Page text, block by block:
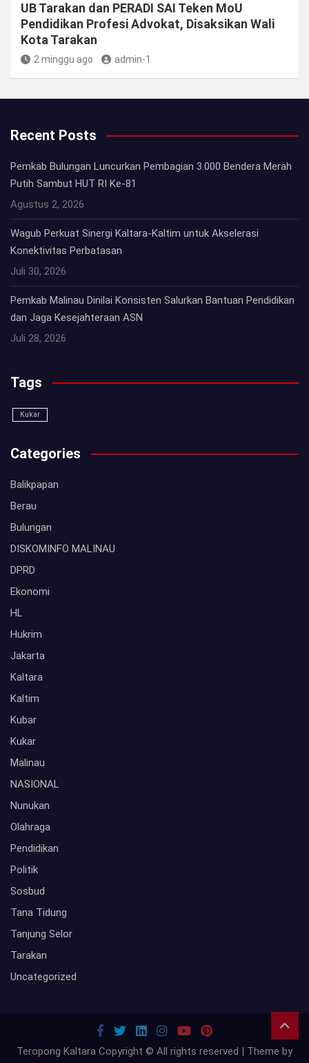
UB Tarakan dan PERADI SAI Teken MoU
Pendidikan Profesi Advokat, Disaksikan Wali
Kota Tarakan
2 minggu ago admin-1
Recent Posts
Pemkab Bulungan Luncurkan Pembagian 3.000 Bendera Merah
Putih Sambut HUT RI Ke-81
Agustus 2, 2026
Wagub Perkuat Sinergi Kaltara-Kaltim untuk Akselerasi
Konektivitas Perbatasan
Juli 30, 2026
Pemkab Malinau Dinilai Konsisten Salurkan Bantuan Pendidikan
dan Jaga Kesejahteraan ASN
Juli 28, 2026
Tags
Kukar
Categories
Balikpapan
Berau
Bulungan
DISKOMINFO MALINAU
DPRD
Ekonomi
HL
Hukrim
Jakarta
Kaltara
Kaltim
Kubar
Kukar
Malinau
NASIONAL
Nunukan
Olahraga
Pendidikan
Politik
Sosbud
Tana Tidung
Tanjung Selor
Tarakan
Uncategorized
Teropong Kaltara Copyright © All rights reserved | Theme by